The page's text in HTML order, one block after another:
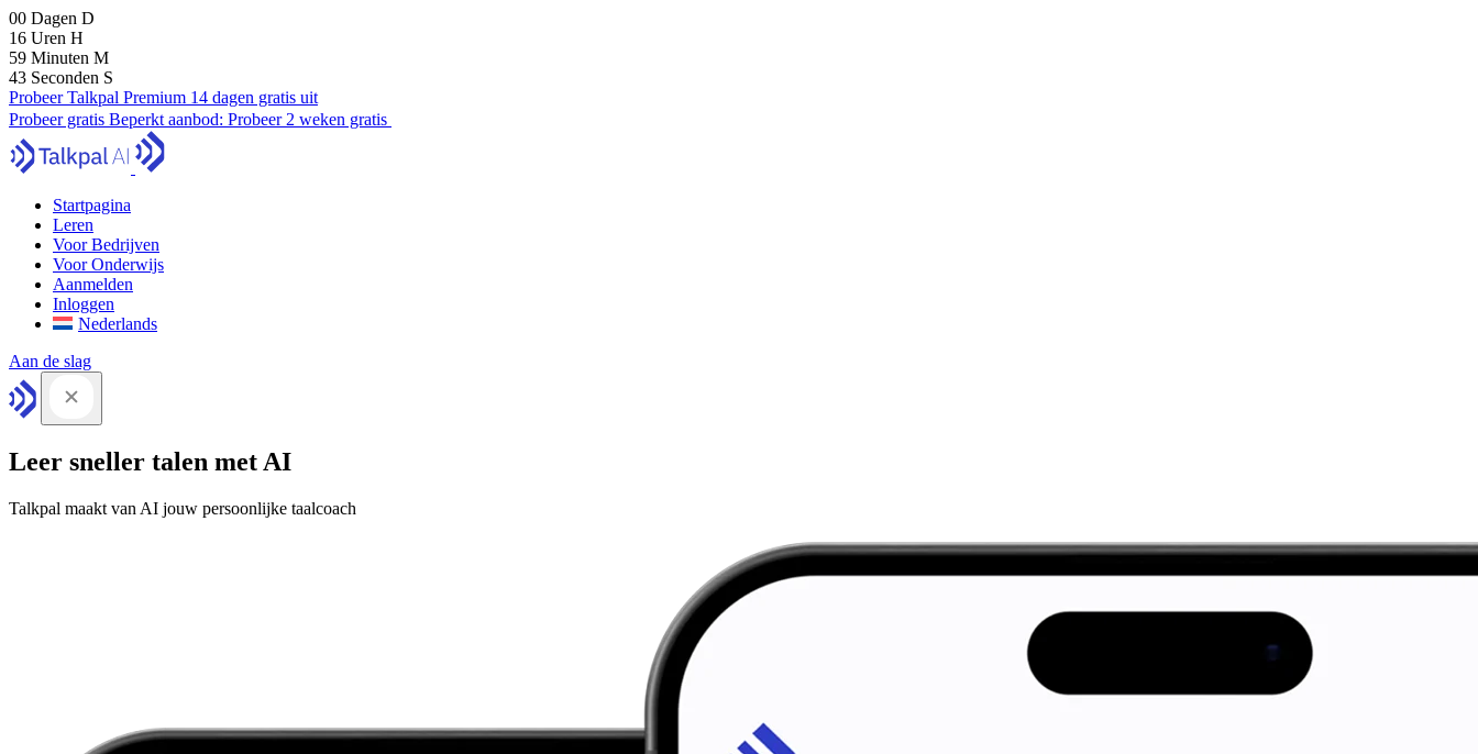
00 Dagen D
16 Uren H
59 Minuten M
42 Seconden S
Probeer Talkpal Premium 14 dagen gratis uit
Probeer gratis Beperkt aanbod: Probeer 2 weken gratis
Startpagina
Leren
Voor Bedrijven
Voor Onderwijs
Aanmelden
Inloggen
Nederlands
Aan de slag
Leer sneller talen met AI
Talkpal maakt van AI jouw persoonlijke taalcoach